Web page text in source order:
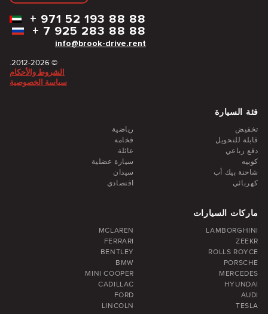
info@brook-drive.rent
+ 7 925 283 88 88
+ 971 52 193 88 88
© 2012-2026.
الشروط والأحكام
سياسة الخصوصية
فئة السيارة
تخفيض
رياضية
قابلة للتحويل
فخامة
دفع رباعي
عائلة
كوبيه
سيارة عضلية
شاحنة بيك أب
سيدان
كهربائي
اقتصادي
ماركات السيارات
LAMBORGHINI
MCLAREN
ZEEKR
FERRARI
ROLLS ROYCE
BENTLEY
PORSCHE
BMW
MERCEDES
MINI COOPER
HYUNDAI
CADILLAC
AUDI
FORD
TESLA
LINCOLN